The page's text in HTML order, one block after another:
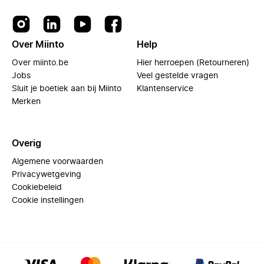
Over Miinto
Over miinto.be
Jobs
Sluit je boetiek aan bij Miinto
Merken
Help
Hier herroepen (Retourneren)
Veel gestelde vragen
Klantenservice
Overig
Algemene voorwaarden
Privacywetgeving
Cookiebeleid
Cookie instellingen